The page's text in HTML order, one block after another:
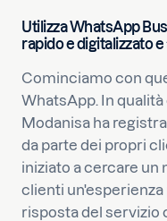
Utilizza WhatsApp
rapido e digitalizzato
Cominciamo con
WhatsApp. In
Modanisa ha
da parte dei propri
iniziato a cercare un
clienti un'esperienza
risposta del servizio